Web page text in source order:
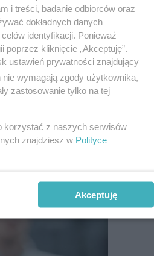
Magdalena
. Czekamy na
i treści, badanie odbiorców oraz
dokładnych danych
identyfikacji. Ponieważ
kliknięcie „Akceptuję”.
ustawień prywatności znajdujący
wymagają zgody użytkownika,
zastosowanie tylko na tej
korzystać z naszych serwisów
znajdziesz w Polityce
Akceptuję